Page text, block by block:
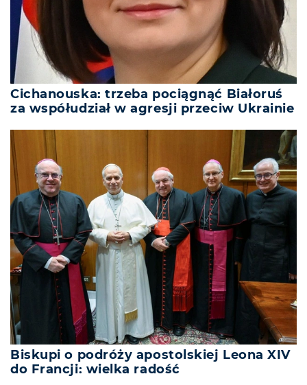
Cichanouska: trzeba pociągnąć Białoruś
za współudział w agresji przeciw Ukrainie
Biskupi o podróży apostolskiej Leona XIV
do Francji: wielka radość